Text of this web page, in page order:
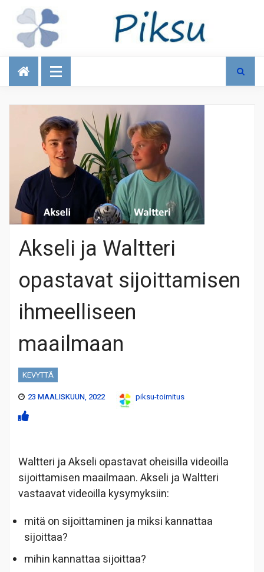
Talous
Akseli ja Waltteri
opastavat sijoittamisen
ihmeelliseen
maailmaan
KEVYTTÄ
23 MAALISKUUN, 2022
piksu-toimitus
Waltteri ja Akseli opastavat oheisilla videoilla
sijoittamisen maailmaan. Akseli ja Waltteri
vastaavat videoilla kysymyksiin:
mitä on sijoittaminen ja miksi kannattaa
sijoittaa?
mihin kannattaa sijoittaa?